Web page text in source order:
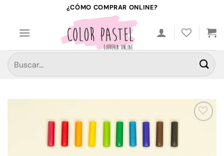
contenido
¿CÓMO COMPRAR ONLINE?
Buscar
por: